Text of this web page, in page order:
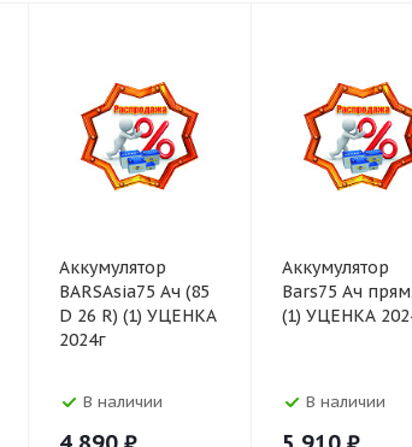
Аккумулятор
BARSAsia75 Ач (85
D 26 R) (1) УЦЕНКА
2024г
В наличии
Аккумулятор
Bars75 Ач
(1) УЦЕНКА
В наличии